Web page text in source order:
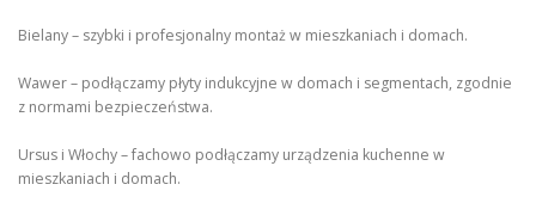
Bielany – szybki i profesjonalny montaż w mieszkaniach i domach.
Wawer – podłączamy płyty indukcyjne w domach i segmentach, zgodnie
z normami bezpieczeństwa.
Ursus i Włochy – fachowo podłączamy urządzenia kuchenne w
mieszkaniach i domach.